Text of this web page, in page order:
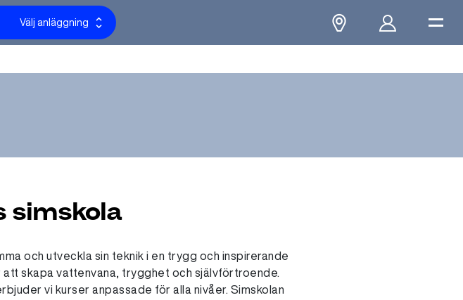
Välj anläggning
simskola
och utveckla sin teknik i en trygg och inspirerande
skapa vattenvana, trygghet och självförtroende.
vi kurser anpassade för alla nivåer. Simskolan